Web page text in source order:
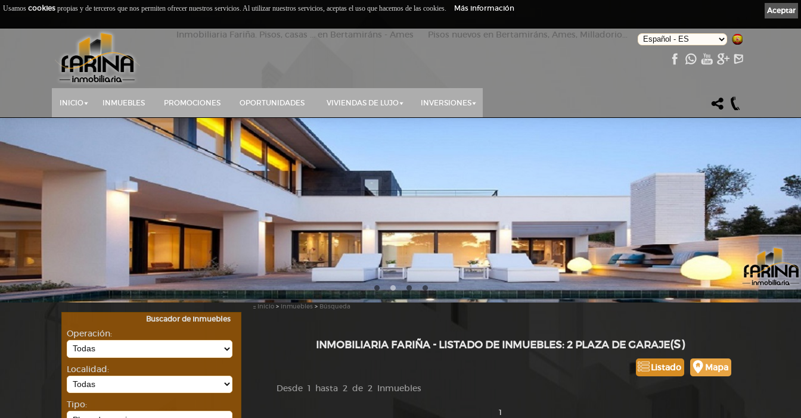
Inmobiliaria Fariña. Pisos, casas ... en Bertamiráns - Ames Pisos nuevos en Bertamiráns, Ames, Milladorio...
INICIO INMUEBLES PROMOCIONES OPORTUNIDADES VIVIENDAS DE LUJO INVERSIONES
Buscador de inmuebles
Operación:
Localidad:
Tipo:
:: Inicio > Inmuebles > Búsqueda
INMOBILIARIA FARIÑA - LISTADO DE INMUEBLES: 2 PLAZA DE GARAJE(S)
Mapa
Listado
Desde 1 hasta 2 de 2 Inmuebles
1
Aceptar
Usamos cookies propias y de terceros que nos permiten ofrecer nuestros servicios. Al utilizar nuestros servicios, aceptas el uso que hacemos de las cookies. Más información